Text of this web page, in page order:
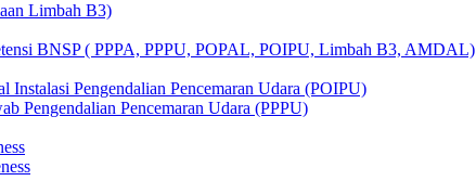
Limbah B3)
BNSP ( PPPA, PPPU, POPAL, POIPU, Limbah B3, AMDAL)
Instalasi Pengendalian Pencemaran Udara (POIPU)
Pengendalian Pencemaran Udara (PPPU)